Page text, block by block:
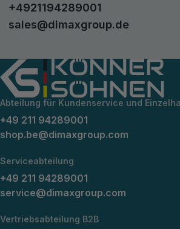
+4921194289001
sales@dimaxgroup.de
Abteilung für Kundenservice und
+49 211 94289001
shop.be@dimaxgroup.com
Serviceabteilung
+49 211 94289001
service@dimaxgroup.com
Vertriebsabteilung B2B